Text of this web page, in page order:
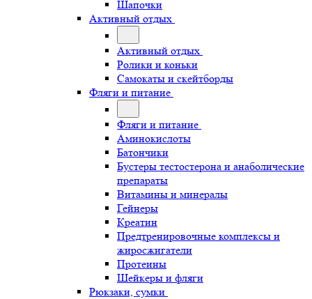
Шапочки
Активный отдых
Активный отдых
Ролики и коньки
Самокаты и скейтборды
Фляги и питание
Фляги и питание
Аминокислоты
Батончики
Бустеры тестостерона и анаболические
препараты
Витамины и минералы
Гейнеры
Креатин
Предтренировочные комплексы и
жиросжигатели
Протеины
Шейкеры и фляги
Рюкзаки, сумки